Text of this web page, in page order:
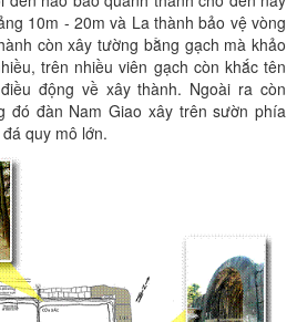
10m - 20m và La thành bảo vệ vòng
còn xây tường bằng gạch mà khảo
trên nhiều viên gạch còn khắc tên
động về xây thành. Ngoài ra còn
đó đàn Nam Giao xây trên sườn phía
quy mô lớn.